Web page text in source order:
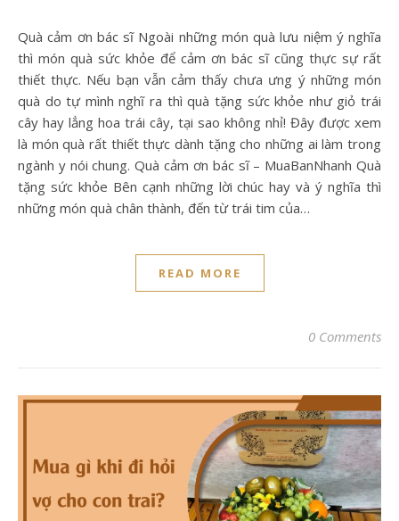
Quà cảm ơn bác sĩ Ngoài những món quà lưu niệm ý nghĩa
thì món quà sức khỏe để cảm ơn bác sĩ cũng thực sự rất
thiết thực. Nếu bạn vẫn cảm thấy chưa ưng ý những món
quà do tự mình nghĩ ra thì quà tặng sức khỏe như giỏ trái
cây hay lẳng hoa trái cây, tại sao không nhỉ! Đây được xem
là món quà rất thiết thực dành tặng cho những ai làm trong
ngành y nói chung. Quà cảm ơn bác sĩ – MuaBanNhanh Quà
tặng sức khỏe Bên cạnh những lời chúc hay và ý nghĩa thì
những món quà chân thành, đến từ trái tim của…
READ MORE
0 Comments